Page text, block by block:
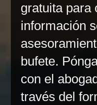
gratuita para
información
bufete.
con el
través del